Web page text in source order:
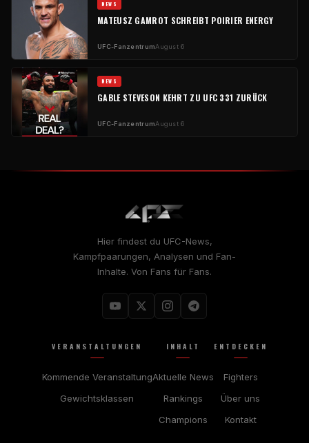
NEWS
MATEUSZ GAMROT SCHREIBT POIRIER ENERGY
UFC-FanzentrumAugust 6
NEWS
GABLE STEVESON KEHRT ZU UFC 331 ZURÜCK
UFC-FanzentrumAugust 6
Hier findest du UFC-News,
Kampfpaarungen, Analysen und Fan-
Inhalte. Von Fans für Fans.
VERANSTALTUNGEN
Kommende Veranstaltung
Gewichtsklassen
INHALT
Aktuelle News
Rankings
Champions
ENTDECKEN
Fighters
Über uns
Kontakt